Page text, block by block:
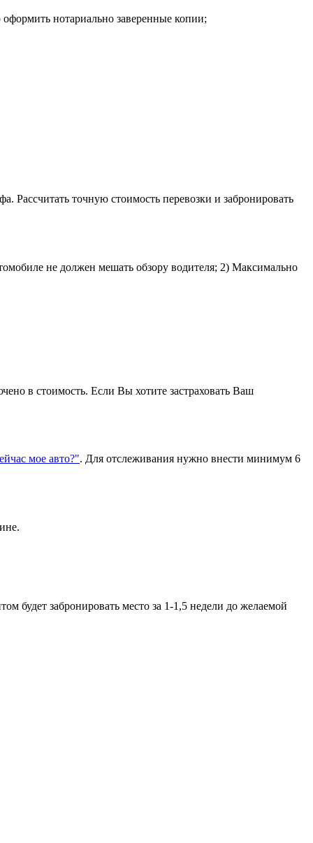
нотариально заверенные копии;
Рассчитать точную стоимость перевозки и забронировать
не должен мешать обзору водителя; 2) Максимально
в стоимость. Если Вы хотите застраховать Ваш
мое авто?". Для отслеживания нужно внести минимум 6
будет забронировать место за 1-1,5 недели до желаемой